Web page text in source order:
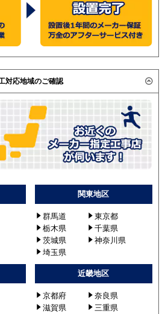
対応地域のご確認
関東地区
群馬道
東京都
栃木県
千葉県
茨城県
神奈川県
埼玉県
近畿地区
京都府
奈良県
滋賀県
三重県